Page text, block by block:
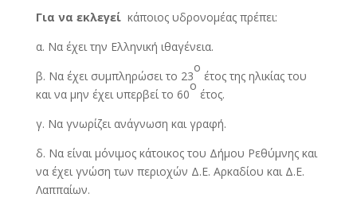
Για να εκλεγείκάποιος υδρονομέας πρέπει:
α. Να έχει την Ελληνική ιθαγένεια.
β. Να έχει συμπληρώσει το 23
ο
έτος της ηλικίας του
και να μην έχει υπερβεί το 60
ο
έτος.
γ. Να γνωρίζει ανάγνωση και γραφή.
δ. Να είναι μόνιμος κάτοικος του Δήμου Ρεθύμνης και
να έχει γνώση των περιοχών Δ.Ε. Αρκαδίου και Δ.Ε.
Λαππαίων.